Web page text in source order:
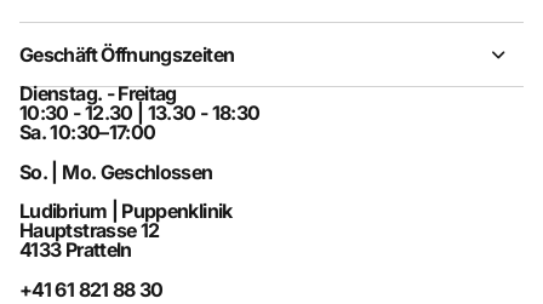
Geschäft Öffnungszeiten
Dienstag. - Freitag
10:30 - 12.30 | 13.30 - 18:30
Sa. 10:30–17:00
So. | Mo. Geschlossen
Ludibrium | Puppenklinik
Hauptstrasse 12
4133 Pratteln
+41 61 821 88 30